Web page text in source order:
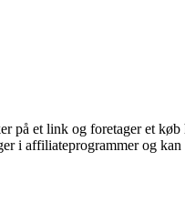
på et link og foretager et køb
i affiliateprogrammer og